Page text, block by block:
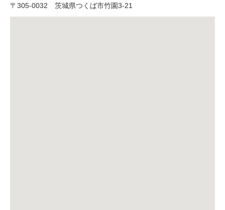
〒 305-0032 茨城県つくば市竹園3-21